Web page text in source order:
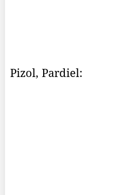
Pizol, Pardiel: